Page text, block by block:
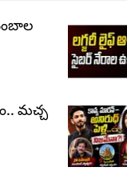
మచ్చ